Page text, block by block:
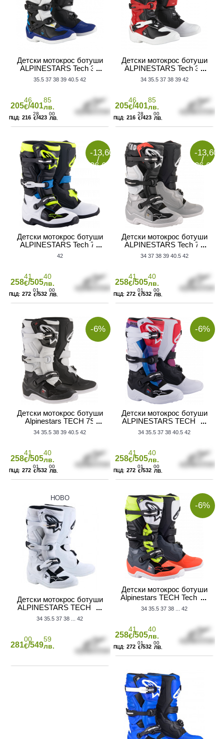
Детски мотокрос ботуши
ALPINESTARS Tech 3S
YTH WT/BK/B
35.5 37 38 39 40.5 42
205
46
€/401
85
лв.
216
28
€/423
00
ЛВ.
Детски мотокрос ботуши
ALPINESTARS Tech 3S
YTH WT/BK/R
34 35.5 37 38 39 42
205
46
€/401
85
лв.
216
28
€/423
00
ЛВ.
-13,60€
/
26,60
Детски мотокрос ботуши
ALPINESTARS Tech 7S
BLACK/BLUE/YELLOW
42
258
41
€/505
40
лв.
272
01
€/532
00
ЛВ.
-13,60€
/
26,60
Детски мотокрос ботуши
ALPINESTARS Tech 7S
BLACK/SILVER/WHITE
34 37 38 39 40.5 42
258
41
€/505
40
лв.
272
01
€/532
00
ЛВ.
-6%
Детски мотокрос ботуши
Alpinestars TECH 7S
BLACK/WHITE
34 35.5 38 39 40.5 42
258
41
€/505
40
лв.
272
01
€/532
00
ЛВ.
-6%
Детски мотокрос ботуши
ALPINESTARS TECH 7S
W/B/RAINBOW
34 35.5 37 38 40.5 42
258
41
€/505
40
лв.
272
01
€/532
00
ЛВ.
НОВО
Детски мотокрос ботуши
ALPINESTARS TECH 7S
WHITE
34 35.5 37 38 42
281
00
€/549
59
лв.
-6%
Детски мотокрос ботуши
Alpinestars TECH Tech 7S
BLACK/RED/YELLOW
34 35.5 37 38 42
258
41
€/505
40
лв.
272
01
€/532
00
ЛВ.